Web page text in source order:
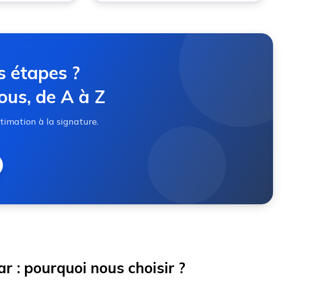
étapes ?
de A à Z
à la signature.
: pourquoi nous choisir ?